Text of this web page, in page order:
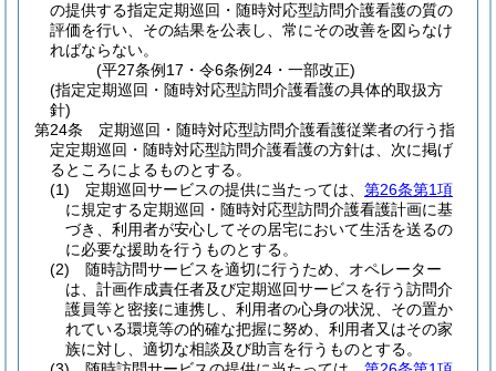
の提供する指定定期巡回・随時対応型訪問介護看護の質の
評価を行い、その結果を公表し、常にその改善を図らなけ
ればならない。
(平27条例17・令6条例24・一部改正)
(指定定期巡回・随時対応型訪問介護看護の具体的取扱方
針)
第24条
定期巡回・随時対応型訪問介護看護従業者の行う指
定定期巡回・随時対応型訪問介護看護の方針は、次に掲げ
るところによるものとする。
(1)
定期巡回サービスの提供に当たっては、 第26条第1項
に規定する定期巡回・随時対応型訪問介護看護計画に基
づき、利用者が安心してその居宅において生活を送るの
に必要な援助を行うものとする。
(2)
随時訪問サービスを適切に行うため、オペレーター
は、計画作成責任者及び定期巡回サービスを行う訪問介
護員等と密接に連携し、利用者の心身の状況、その置か
れている環境等の的確な把握に努め、利用者又はその家
族に対し、適切な相談及び助言を行うものとする。